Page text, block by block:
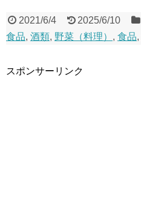
2021/6/4 2025/6/10
食品, 酒類, 野菜（料理） , 食品,
スポンサーリンク